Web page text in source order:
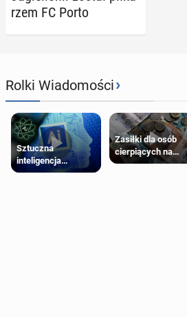
rzem FC Porto
Rolki Wiadomości›
Sztuczna
inteligencja
próbowała oszukać
Zasiłki dla osób
cierpiących na
schorzenia